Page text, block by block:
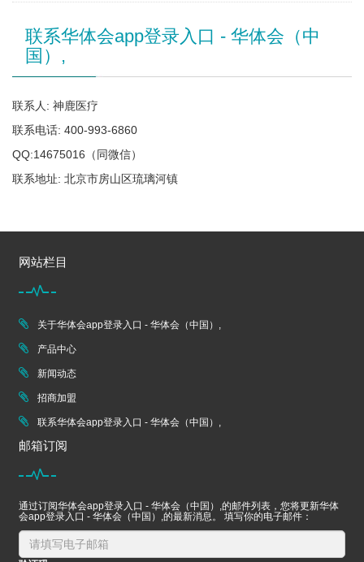
联系华体会app登录入口 - 华体会（中
国）,
联系人: 神鹿医疗
联系电话: 400-993-6860
QQ:14675016（同微信）
联系地址: 北京市房山区琉璃河镇
网站栏目
关于华体会app登录入口 - 华体会（中国）,
产品中心
新闻动态
招商加盟
联系华体会app登录入口 - 华体会（中国）,
邮箱订阅
通过订阅华体会app登录入口 - 华体会（中国）,的邮件列表，您将更新华体
会app登录入口 - 华体会（中国）,的最新消息。 填写你的电子邮件：